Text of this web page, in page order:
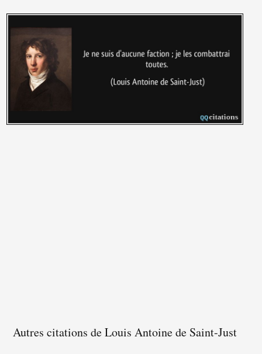
Autres citations de Louis Antoine de Saint-Just